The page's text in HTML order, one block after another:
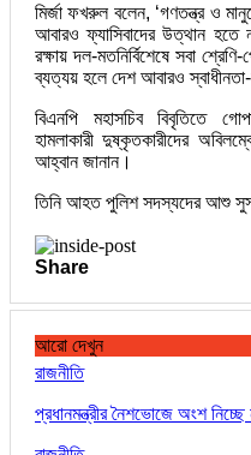
মির্জা ফখরুল বলেন, ‘গণতন্ত্র ও
আবারও ফ্যাসিবাদের উত্থান হতে
রক্ষায় দল-মতনির্বিশেষে সবা
ব্যত্যয় হলে দেশ আবারও
বিএনপি মহাসচিব বিবৃতিতে
হামলাকারী দুষ্কৃতকারীদের
আহ্বান জানান।
তিনি আহত পুলিশ সদস্যদের আশু
Share
আরো দেখুন
রাজনীতি
প্রধানমন্ত্রীর নৈশভোজে অংশ